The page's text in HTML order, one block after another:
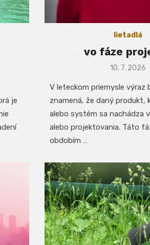
je
lietadlá
vo fáze
Posted
10. 7. 2026
V leteckom priemysle výraz
znamená, že daný produkt,
alebo systém sa nachádza
alebo projektovania. Táto
obdobím …